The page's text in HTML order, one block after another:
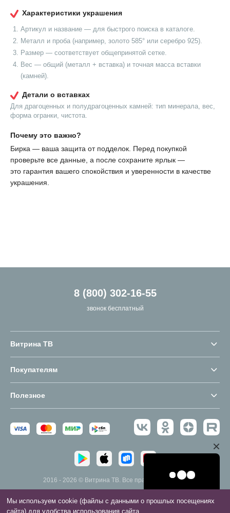
Характеристики украшения
Артикул и название — для быстрого поиска в каталоге.
Металл и проба (например, золото 585° или серебро 925).
Размер — соответствует общепринятой сетке.
Вес — общий (металл + вставка) и точная масса вставки
(камней).
Детали о вставках
Для драгоценных и полудрагоценных камней: тип минерала, вес,
форма огранки, чистота.
Почему это важно?
Бирка — ваша защита от подделок. Перед покупкой
проверьте все данные, а после сохраните ярлык —
это гарантия вашего спокойствия и уверенности в качестве
украшения.
8 (800) 302-16-55
звонок бесплатный
Витрина ТВ
Покупателям
Полезное
2016 - 2026 © Витрина ТВ. Все права защищены.
Мы используем cookie (файлы с данными о прошлых посещениях
сайта) для удобства использования сайта.